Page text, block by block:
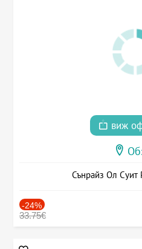
виж
Сънрайз Ол Суит
-24%
33.75€